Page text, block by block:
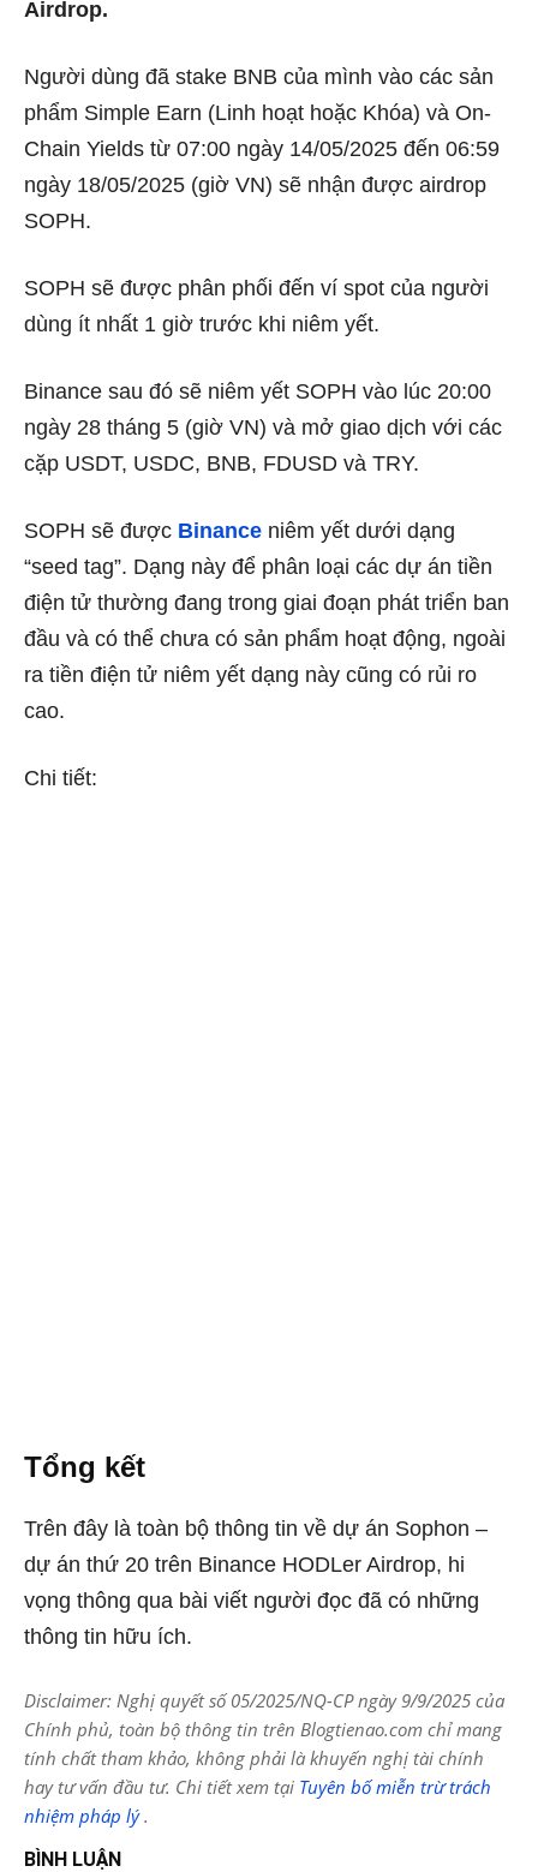
Airdrop.
Người dùng đã stake BNB của mình vào các sản
phẩm Simple Earn (Linh hoạt hoặc Khóa) và On-
Chain Yields từ 07:00 ngày 14/05/2025 đến 06:59
ngày 18/05/2025 (giờ VN) sẽ nhận được airdrop
SOPH.
SOPH sẽ được phân phối đến ví spot của người
dùng ít nhất 1 giờ trước khi niêm yết.
Binance sau đó sẽ niêm yết SOPH vào lúc 20:00
ngày 28 tháng 5 (giờ VN) và mở giao dịch với các
cặp USDT, USDC, BNB, FDUSD và TRY.
SOPH sẽ được Binance niêm yết dưới dạng
“seed tag”. Dạng này để phân loại các dự án tiền
điện tử thường đang trong giai đoạn phát triển ban
đầu và có thể chưa có sản phẩm hoạt động, ngoài
ra tiền điện tử niêm yết dạng này cũng có rủi ro
cao.
Chi tiết:
Tổng kết
Trên đây là toàn bộ thông tin về dự án Sophon –
dự án thứ 20 trên Binance HODLer Airdrop, hi
vọng thông qua bài viết người đọc đã có những
thông tin hữu ích.
Disclaimer: Nghị quyết số 05/2025/NQ-CP ngày 9/9/2025 của
Chính phủ, toàn bộ thông tin trên Blogtienao.com chỉ mang
tính chất tham khảo, không phải là khuyến nghị tài chính
hay tư vấn đầu tư. Chi tiết xem tại Tuyên bố miễn trừ trách
nhiệm pháp lý.
BÌNH LUẬN